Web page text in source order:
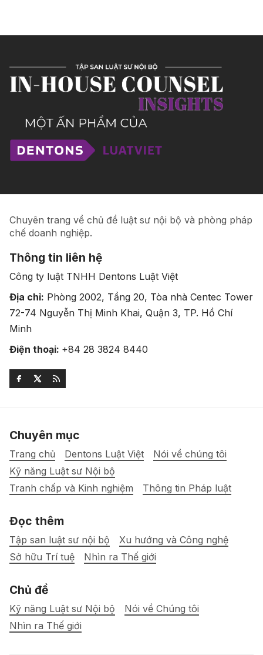
Chuyên trang về chủ đề luật sư nội bộ và phòng pháp
chế doanh nghiệp.
Thông tin liên hệ
Công ty luật TNHH Dentons Luật Việt
Địa chỉ: Phòng 2002, Tầng 20, Tòa nhà Centec Tower
72-74 Nguyễn Thị Minh Khai, Quận 3, TP. Hồ Chí
Minh
Điện thoại: +84 28 3824 8440
Chuyên mục
Trang chủ Dentons Luật Việt
Nói về chúng tôi
Kỹ năng Luật sư Nội bộ
Tranh chấp và Kinh nghiệm
Thông tin Pháp luật
Đọc thêm
Tập san luật sư nội bộ
Xu hướng và Công nghệ
Sở hữu Trí tuệ
Nhìn ra Thế giới
Chủ đề
Kỹ năng Luật sư Nội bộ
Nói về Chúng tôi
Nhìn ra Thế giới